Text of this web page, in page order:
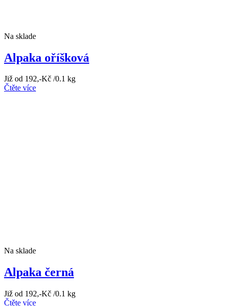
Na sklade
Alpaka oříšková
Již od 192,-Kč /0.1 kg
Čtěte více
Na sklade
Alpaka černá
Již od 192,-Kč /0.1 kg
Čtěte více